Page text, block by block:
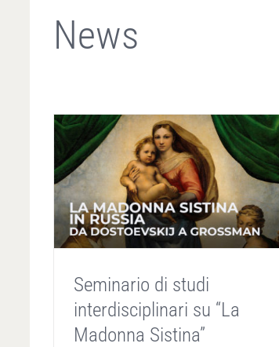
News
Seminario di studi
interdisciplinari su “La
Madonna Sistina”